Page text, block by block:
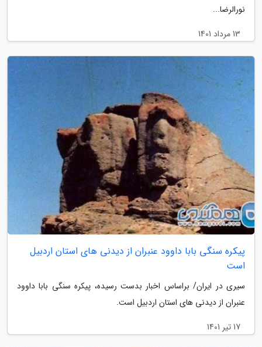
نورالرضا...
13 مرداد 1401
پیکره سنگی بابا داوود عنبران از دیدنی های استان اردبیل
است
سیری در ایران/ براساس اخبار بدست رسیده، پیکره سنگی بابا داوود
عنبران از دیدنی های استان اردبیل است.
17 تیر 1401